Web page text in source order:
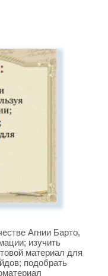
Агнии Барто,
изучить
материал для
подобрать